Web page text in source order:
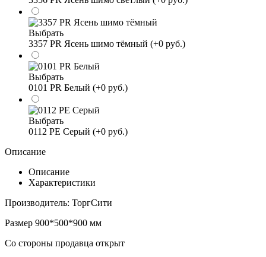
Выбрать
3357 PR Ясень шимо тёмный (+0 руб.)
Выбрать
0101 PR Белый (+0 руб.)
Выбрать
0112 PE Серый (+0 руб.)
Описание
Описание
Характеристики
Производитель: ТоргСити
Размер 900*500*900 мм
Со стороны продавца открыт